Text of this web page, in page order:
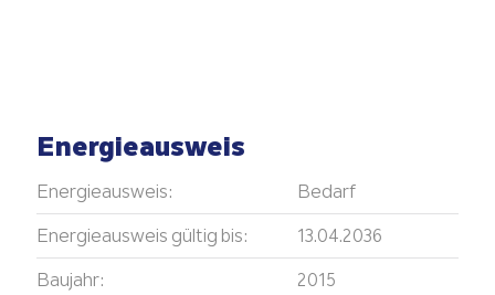
Energieausweis
Energieausweis:
Bedarf
Energieausweis gültig bis:
13.04.2036
Baujahr:
2015